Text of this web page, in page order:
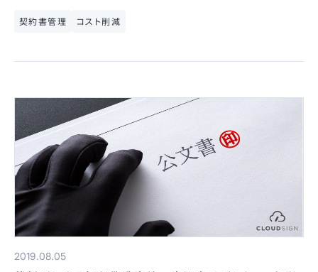
契約書管理 コスト削減
2019.08.05